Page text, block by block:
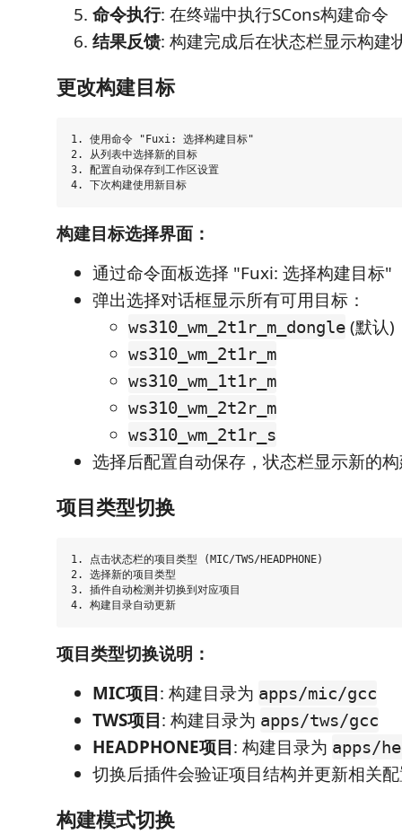
命令执行: 在终端中执行SCons构建命令
结果反馈: 构建完成后在状态栏显示构建
更改构建目标
1. 使用命令 "Fuxi: 选择构建目标"
2. 从列表中选择新的目标
3. 配置自动保存到工作区设置
构建目标选择界面：
通过命令面板选择 "Fuxi: 选择构建目标"
弹出选择对话框显示所有可用目标：
ws310_wm_2t1r_m_dongle (默认)
ws310_wm_2t1r_m
ws310_wm_1t1r_m
ws310_wm_2t2r_m
ws310_wm_2t1r_s
选择后配置自动保存，状态栏显示新的
项目类型切换
1. 点击状态栏的项目类型 (MIC/TWS/HEADPHONE)
2. 选择新的项目类型
3. 插件自动检测并切换到对应项目
项目类型切换说明：
MIC项目: 构建目录为 apps/mic/gcc
TWS项目: 构建目录为 apps/tws/gcc
HEADPHONE项目: 构建目录为 apps/
切换后插件会验证项目结构并更新相关
构建模式切换